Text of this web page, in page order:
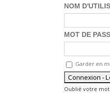
NOM
MOT DE
Garder en
Oublié votre mot